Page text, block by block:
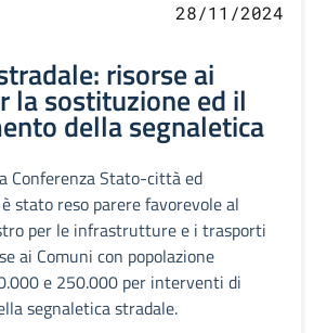
28/11/2024
risorse ai
la sostituzione ed il
della segnaletica
Conferenza Stato-città ed
stato reso parere favorevole al
per le infrastrutture e i trasporti
ai Comuni con popolazione
e 250.000 per interventi di
segnaletica stradale.